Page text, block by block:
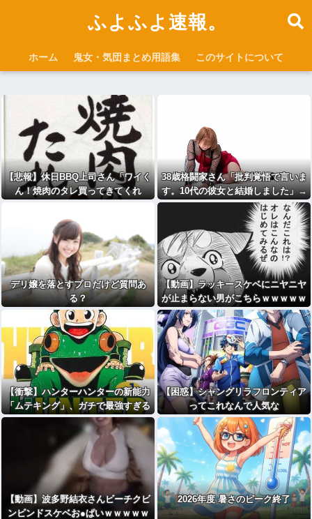
ふよふよ速報。
ホーム 鬼女・気団まとめ用語集 このサイトについて
【悲報】休日BBQ上司さん「ワイく
ん！焼肉のタレ買ってきてくれ
ｗｗｗｗ
38歳格闘家さん「批判覚悟で言いま
す。10代の彼女と結婚しました」→
オバサン達が発狂して炎上祭り
デリ嬢を落とすプロだけど質問あ
る？
【動画】ラッキースケベにニヤニヤ
が止まらない男がこちらｗｗｗｗｗ
ｗｗｗｗｗｗｗｗｗｗｗｗｗ
【衝撃】ハンターハンターの新能力
「ムテキング」、ガチで最強すぎる
ｗｗｗｗｗｗｗｗｗｗ
【困惑】シャングリラフロンティア
ってこれなんで人気な
の？・・・・・・・・・
【動画】波多野結衣さんビーチクビ
ンビンドスケベお●ぱいｗｗｗｗｗ
2026年度 暑さのピーク終了